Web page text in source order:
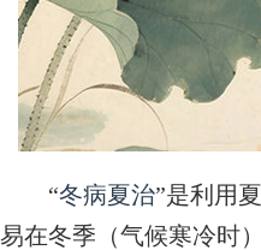
“冬病夏治”是利用
易在冬季（气候寒冷时